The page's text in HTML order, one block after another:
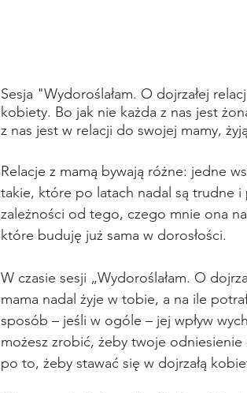
Sesja "Wydoroślałam. O dojrzałej
kobiety. Bo jak nie każda z nas jest
z nas jest w relacji do swojej mamy,
Relacje z mamą bywają różne: jedne
takie, które po latach nadal są trudne
zależności od tego, czego mnie ona
które buduję już sama w dorosłości.
W czasie sesji „Wydoroślałam. O
mama nadal żyje w tobie, a na ile
sposób – jeśli w ogóle – jej wpływ
możesz zrobić, żeby twoje
po to, żeby stawać się w dojrzałą